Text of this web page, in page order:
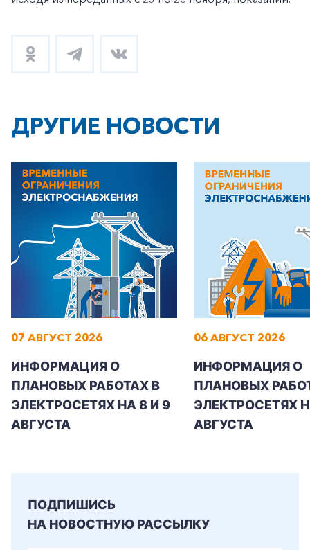
Частным клиентам
Корпоративным клиентам
ДРУГИЕ НОВОСТИ
07 АВГУСТ 2026
ИНФОРМАЦИЯ О
ПЛАНОВЫХ РАБОТАХ В
ЭЛЕКТРОСЕТЯХ НА 8 И 9
АВГУСТА
06 АВГУСТ 2026
ИНФОРМАЦИЯ О
ПЛАНОВЫХ
ЭЛЕКТРОСЕТЯХ
АВГУСТА
ПОДПИШИСЬ
НА НОВОСТНУЮ РАССЫЛКУ